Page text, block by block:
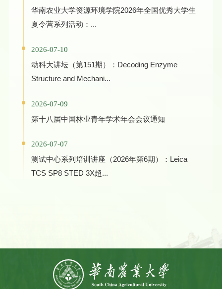
华南农业大学资源环境学院2026年全国优秀大学生
夏令营系列活动：...
2026-07-10
动科大讲坛（第151期）：Decoding Enzyme
Structure and Mechani...
2026-07-09
第十八届中国林业青年学术年会会议通知
2026-07-07
测试中心系列培训讲座（2026年第6期）：Leica
TCS SP8 STED 3X超...